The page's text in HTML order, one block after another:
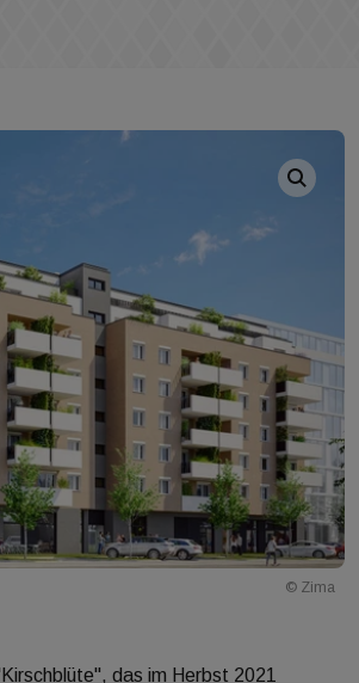
© Zima
das im Herbst 2021